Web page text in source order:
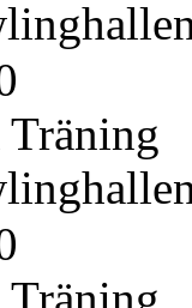
Träning